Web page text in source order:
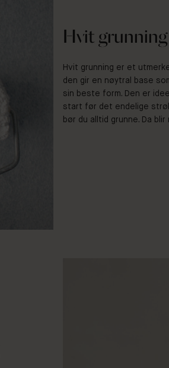
Hvit
Hvit grunning er et
den gir en nøytral base
sin beste form. Den er
start før det endelige
bør du alltid grunne. Da